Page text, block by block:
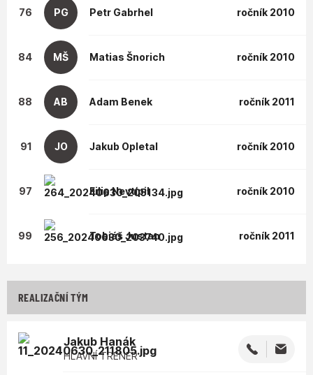
REALIZAČNÍ TÝM
Jakub Hanák
HLAVNÍ TRENÉR
76 PG Petr Gabrhel ročník 2010
84 MŠ Matias Šnorich ročník 2010
88 AB Adam Benek ročník 2011
91 JO Jakub Opletal ročník 2010
97 FilipNevtípil ročník 2010
99 TobiášJustan ročník 2011